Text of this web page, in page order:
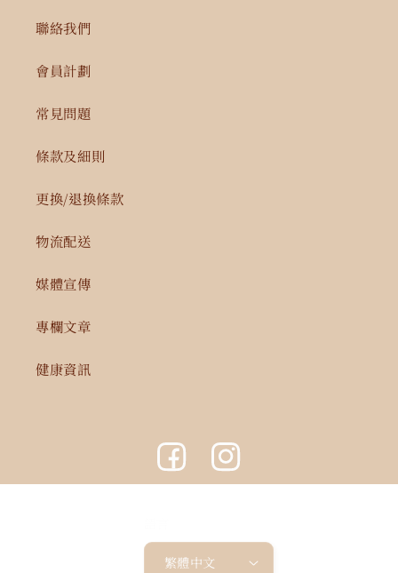
聯絡我們
會員計劃
常見問題
條款及細則
更換/退換條款
物流配送
媒體宣傳
專欄文章
健康資訊
FacebookInstagram
繁體中文